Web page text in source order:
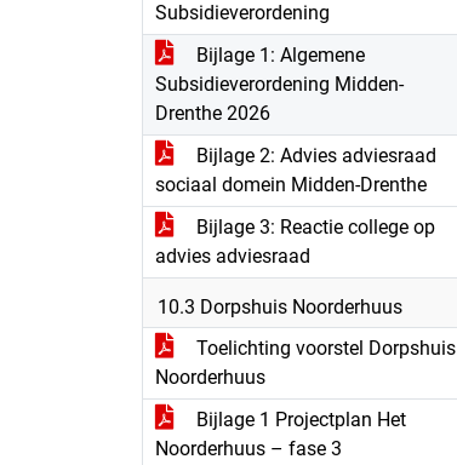
Subsidieverordening
Bijlage 1: Algemene
Subsidieverordening Midden-
Drenthe 2026
Bijlage 2: Advies adviesraad
sociaal domein Midden-Drenthe
Bijlage 3: Reactie college op
advies adviesraad
10.3 Dorpshuis Noorderhuus
Toelichting voorstel Dorpshuis
Noorderhuus
Bijlage 1 Projectplan Het
Noorderhuus – fase 3